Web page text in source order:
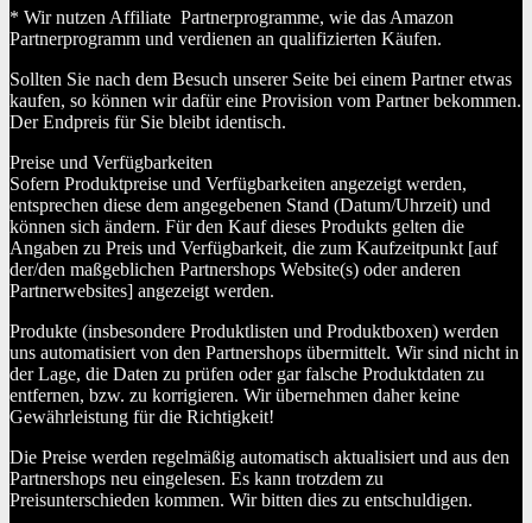
* Wir nutzen Affiliate Partnerprogramme, wie das Amazon
Partnerprogramm und verdienen an qualifizierten Käufen.
Sollten Sie nach dem Besuch unserer Seite bei einem Partner etwas
kaufen, so können wir dafür eine Provision vom Partner bekommen.
Der Endpreis für Sie bleibt identisch.
Preise und Verfügbarkeiten
Sofern Produktpreise und Verfügbarkeiten angezeigt werden,
entsprechen diese dem angegebenen Stand (Datum/Uhrzeit) und
können sich ändern. Für den Kauf dieses Produkts gelten die
Angaben zu Preis und Verfügbarkeit, die zum Kaufzeitpunkt [auf
der/den maßgeblichen Partnershops Website(s) oder anderen
Partnerwebsites] angezeigt werden.
Produkte (insbesondere Produktlisten und Produktboxen) werden
uns automatisiert von den Partnershops übermittelt. Wir sind nicht in
der Lage, die Daten zu prüfen oder gar falsche Produktdaten zu
entfernen, bzw. zu korrigieren. Wir übernehmen daher keine
Gewährleistung für die Richtigkeit!
Die Preise werden regelmäßig automatisch aktualisiert und aus den
Partnershops neu eingelesen. Es kann trotzdem zu
Preisunterschieden kommen. Wir bitten dies zu entschuldigen.